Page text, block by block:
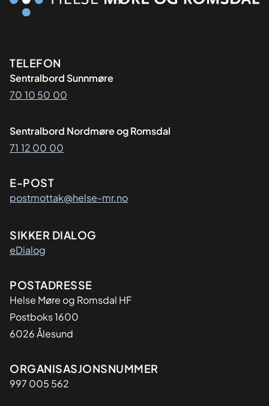
Kontaktinformasjon
TELEFON
Sentralbord Sunnmøre
70 10 50 00
Sentralbord Nordmøre og Romsdal
71 12 00 00
E-POST
postmottak@helse-mr.no
SIKKER DIALOG
eDialog
Adresse
POSTADRESSE
Helse Møre og Romsdal HF
Postboks 1600
6026 Ålesund
Organisasjon
ORGANISASJONSNUMMER
997 005 562